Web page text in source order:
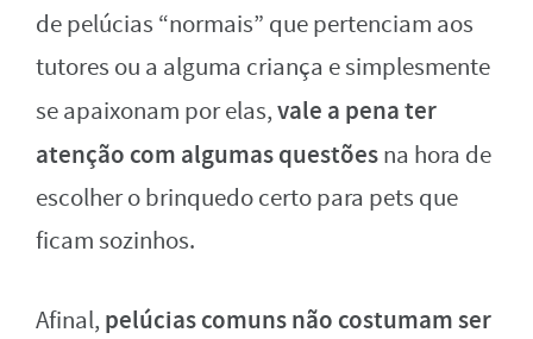
de pelúcias “normais” que pertenciam aos
tutores ou a alguma criança e simplesmente
se apaixonam por elas,vale a pena ter
atenção com algumas questõesna hora de
escolher o brinquedo certo para pets que
ficam sozinhos.
Afinal, pelúcias comuns não costumam ser